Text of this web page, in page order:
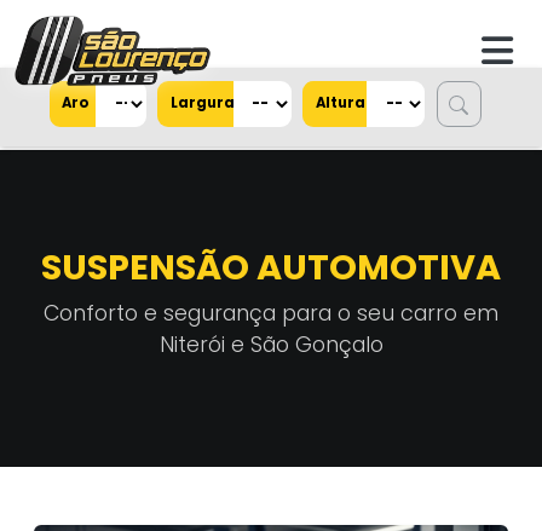
Aro Largura Altura
SUSPENSÃO AUTOMOTIVA
Conforto e segurança para o seu carro em
Niterói e São Gonçalo